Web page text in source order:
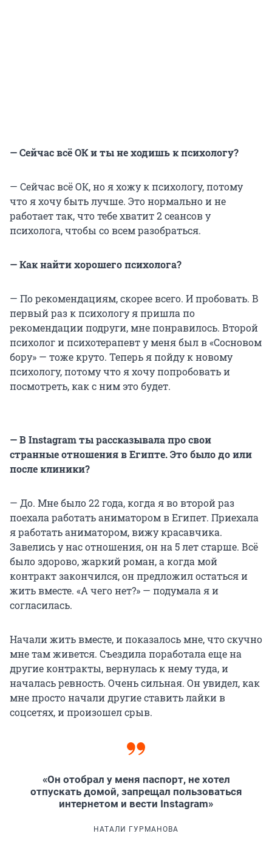
— Сейчас всё ОК и ты не ходишь к психологу?
— Сейчас всё ОК, но я хожу к психологу, потому
что я хочу быть лучше. Это нормально и не
работает так, что тебе хватит 2 сеансов у
психолога, чтобы со всем разобраться.
— Как найти хорошего психолога?
— По рекомендациям, скорее всего. И пробовать. В
первый раз к психологу я пришла по
рекомендации подруги, мне понравилось. Второй
психолог и психотерапевт у меня был в «Сосновом
бору» — тоже круто. Теперь я пойду к новому
психологу, потому что я хочу попробовать и
посмотреть, как с ним это будет.
— В Instagram ты рассказывала про свои
странные отношения в Египте. Это было до или
после клиники?
— До. Мне было 22 года, когда я во второй раз
поехала работать аниматором в Египет. Приехала
я работать аниматором, вижу красавчика.
Завелись у нас отношения, он на 5 лет старше. Всё
было здорово, жаркий роман, а когда мой
контракт закончился, он предложил остаться и
жить вместе. «А чего нет?» — подумала я и
согласилась.
Начали жить вместе, и показалось мне, что скучно
мне там живется. Съездила поработала еще на
другие контракты, вернулась к нему туда, и
началась ревность. Очень сильная. Он увидел, как
мне просто начали другие ставить лайки в
соцсетях, и произошел срыв.
«Он отобрал у меня паспорт, не хотел
отпускать домой, запрещал пользоваться
интернетом и вести Instagram»
НАТАЛИ ГУРМАНОВА